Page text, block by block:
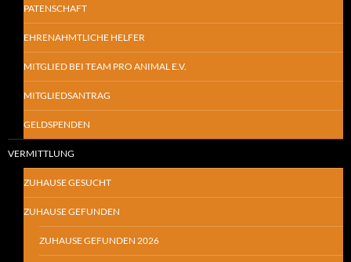
PATENSCHAFT
EHRENAHMTLICHE HELFER
MITGLIED BEI TEAM PRO ANIMAL E.V.
MITGLIEDSANTRAG
GELDSPENDEN
VERMITTLUNG
ZUHAUSE GESUCHT
ZUHAUSE GEFUNDEN
ZUHAUSE GEFUNDEN 2026